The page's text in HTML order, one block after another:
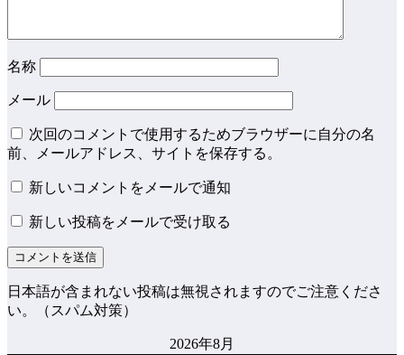
名称
メール
次回のコメントで使用するためブラウザーに自分の名
前、メールアドレス、サイトを保存する。
新しいコメントをメールで通知
新しい投稿をメールで受け取る
日本語が含まれない投稿は無視されますのでご注意くださ
い。（スパム対策）
2026年8月